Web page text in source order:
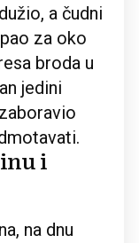
a čudni
za oko
broda u
jedini
i
na dnu